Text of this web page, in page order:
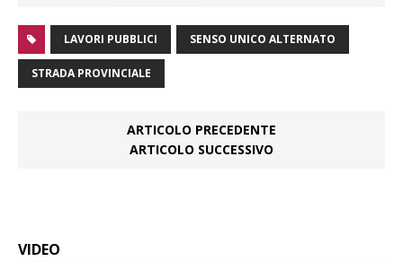
LAVORI PUBBLICI SENSO UNICO ALTERNATO
STRADA PROVINCIALE
ARTICOLO PRECEDENTE
ARTICOLO SUCCESSIVO
VIDEO